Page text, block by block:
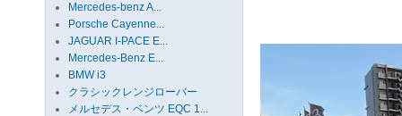
Mercedes-benz A...
Porsche Cayenne...
JAGUAR I-PACE E...
Mercedes-Benz E...
BMW i3
クラシックレンジローバー
メルセデス・ベンツ EQC 1...